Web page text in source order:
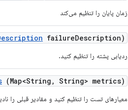
زمان پایان را تنظیم می‌کند
failureDescription)
ردیابی پشته را تنظیم کنید.
(Map<String , String> metrics)
معیارهای تست را تنظیم کنید و مقادیر قبلی را